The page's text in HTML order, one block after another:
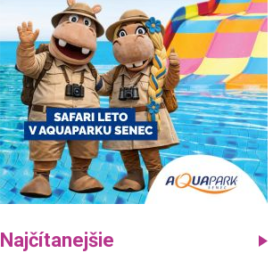
Najčítanejšie